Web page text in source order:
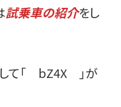
試乗車の紹介をし
て「 bZ4X 」が